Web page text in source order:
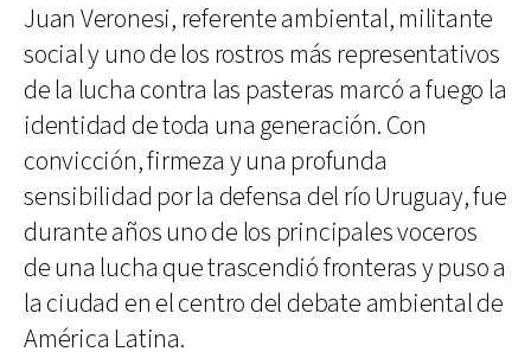
Juan Veronesi, referente ambiental, militante
social y uno de los rostros más representativos
de la lucha contra las pasteras marcó a fuego la
identidad de toda una generación. Con
convicción, firmeza y una profunda
sensibilidad por la defensa del río Uruguay, fue
durante años uno de los principales voceros
de una lucha que trascendió fronteras y puso a
la ciudad en el centro del debate ambiental de
América Latina.